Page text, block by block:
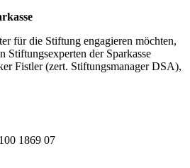
für die Stiftung engagieren möchten,
Stiftungsexperten der Sparkasse
Fistler (zert. Stiftungsmanager DSA),
1869 07